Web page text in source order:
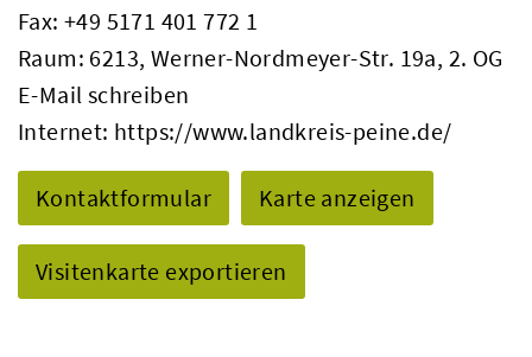
Fax: +49 5171 401 772 1
Raum: 6213, Werner-Nordmeyer-Str. 19a, 2. OG
E-Mail schreiben
Internet: https://www.landkreis-peine.de/
Kontaktformular Karte anzeigen
Visitenkarte exportieren